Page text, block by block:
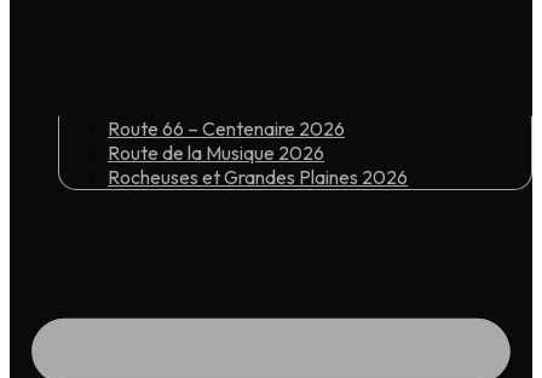
Route 66 – Centenaire 2026
Route de la Musique 2026
Rocheuses et Grandes Plaines 2026